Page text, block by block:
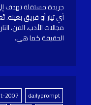
جريدة مستقلة تهدف إلى
أي تيار أو فريق
مجالات الأدب، الفن،
الحقيقة كما هي.
dailyprompt
2007